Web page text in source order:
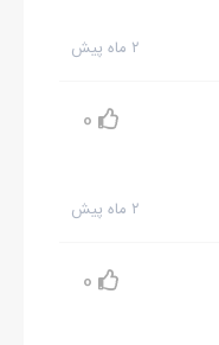
۲ ماه پیش
0
۲ ماه پیش
0